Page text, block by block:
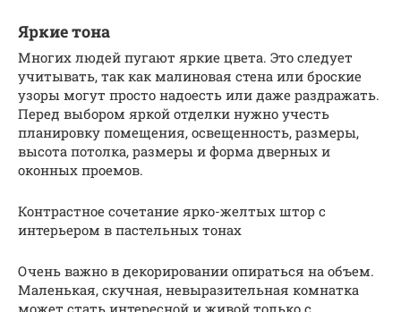
Яркие тона
Многих людей пугают яркие цвета. Это следует
учитывать, так как малиновая стена или броские
узоры могут просто надоесть или даже раздражать.
Перед выбором яркой отделки нужно учесть
планировку помещения, освещенность, размеры,
высота потолка, размеры и форма дверных и
оконных проемов.
Контрастное сочетание ярко-желтых штор с
интерьером в пастельных тонах
Очень важно в декорировании опираться на объем.
Маленькая, скучная, невыразительная комнатка